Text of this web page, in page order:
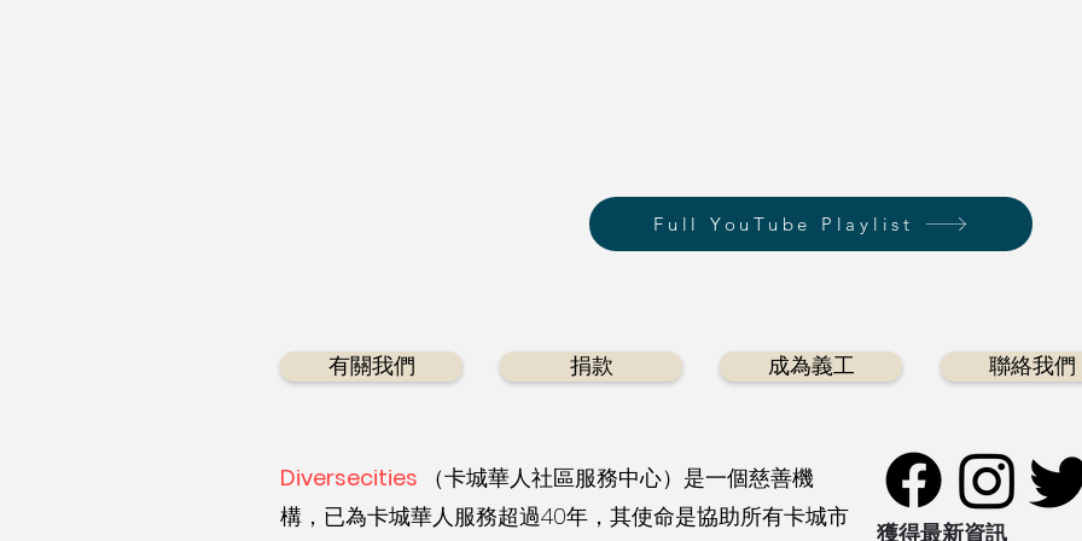
Full YouTube Playlist
有關我們 捐款 成為義工 聯絡我們
Diversecities
（卡城華人社區服務中心）是一個慈善機
構，已為卡城華人服務超過40年，其使命是協助所有卡城市
獲得最新資訊